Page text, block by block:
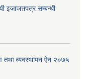
इजाजतपत्र सम्बन्धी
तथा व्यवस्थापन ऐन २०७५